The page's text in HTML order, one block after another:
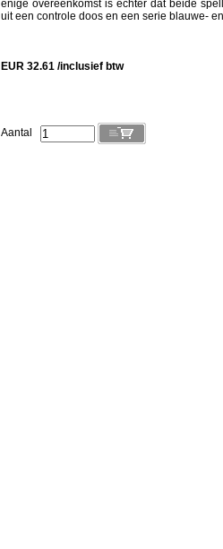
enige overeenkomst is echter dat beide
uit een controle doos en een serie blauwe-
EUR 32.61 /inclusief btw
Aantal